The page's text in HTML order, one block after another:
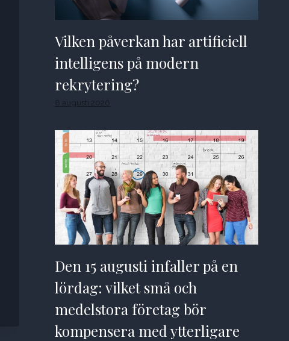
Vilken påverkan har artificiell
intelligens på modern
rekrytering?
8 augusti 2026
Den 15 augusti infaller på en
lördag: vilket små och
medelstora företag bör
kompensera med ytterligare